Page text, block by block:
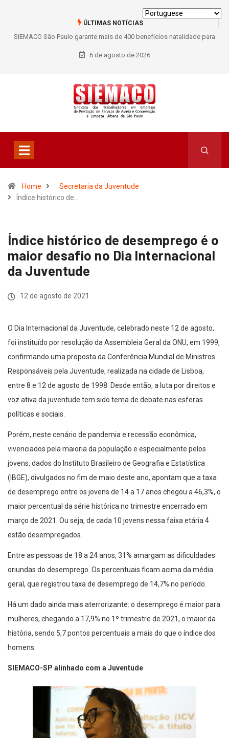
ÚLTIMAS NOTÍCIAS
SIEMACO São Paulo garante mais de 400 benefícios natalidade para
trabalhadores do Asseio em 2026
6 de agosto de 2026
Home
Secretaria da Juventude
Índice histórico de…
Índice histórico de desemprego é o
maior desafio no Dia Internacional
da Juventude
12 de agosto de 2021
O Dia Internacional da Juventude, celebrado neste 12 de agosto,
foi instituído por resolução da Assembleia Geral da ONU, em 1999,
confirmando uma proposta da Conferência Mundial de Ministros
Responsáveis pela Juventude, realizada na cidade de Lisboa,
entre 8 e 12 de agosto de 1998. Desde então, a luta por direitos e
voz ativa da juventude tem sido tema de debate nas esferas
políticas e sociais.
Porém, neste cenário de pandemia e recessão econômica,
vivenciados pela maioria da população e especialmente pelos
jovens, dados do Instituto Brasileiro de Geografia e Estatística
(IBGE), divulgados no fim de maio deste ano, apontam que a taxa
de desemprego entre os jovens de 14 a 17 anos chegou a 46,3%, o
maior percentual da série histórica no trimestre encerrado em
março de 2021. Ou seja, de cada 10 jovens nessa faixa etária 4
estão desempregados.
Entre as pessoas de 18 a 24 anos, 31% amargam as dificuldades
oriundas do desemprego. Os percentuais ficam acima da média
geral, que registrou taxa de desemprego de 14,7% no período.
Há um dado ainda mais aterrorizante: o desemprego é maior para
mulheres, chegando a 17,9% no 1º trimestre de 2021, o maior da
história, sendo 5,7 pontos percentuais a mais do que o índice dos
homens.
SIEMACO-SP alinhado com a Juventude